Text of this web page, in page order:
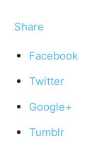
Share
Facebook
Twitter
Google+
Tumblr